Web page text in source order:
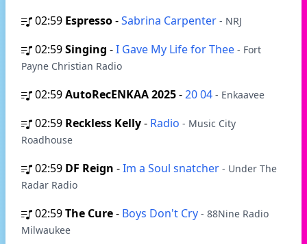
02:59 Espresso-Sabrina Carpenter - NRJ
02:59Singing -I Gave My Life for Thee - Fort
Payne Christian Radio
02:59AutoRecENKAA 2025-20 04 - Enkaavee
02:59 Reckless Kelly- Radio - Music City
Roadhouse
02:59 DF Reign -Im a Soul snatcher - Under The
Radar Radio
02:59The Cure- Boys Don't Cry - 88Nine Radio
Milwaukee